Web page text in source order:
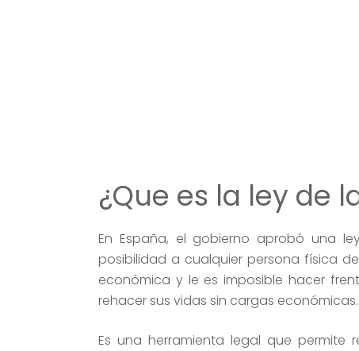
¿Que es la ley de
En España, el gobierno aprobó una
posibilidad a cualquier persona física
económica y le es imposible hacer
rehacer sus vidas sin cargas económicas.
Es una herramienta legal que permite